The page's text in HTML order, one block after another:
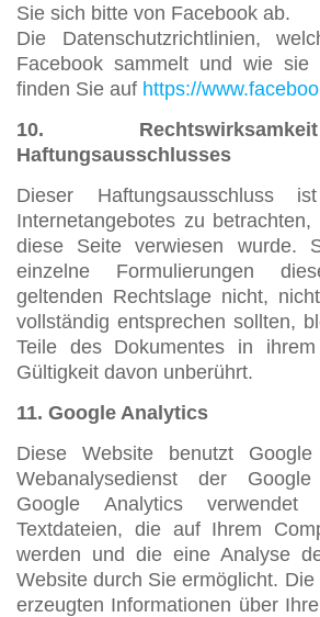
Sie sich bitte von Facebook ab.
Die Datenschutzrichtlinien,
Facebook sammelt und wie sie
finden Sie auf https://
10.
Haftungsausschlusses
Dieser
Internetangebotes zu
diese Seite verwiesen wurde.
einzelne Formulierungen
geltenden Rechtslage nicht,
vollständig entsprechen sollten,
Teile des Dokumentes in
Gültigkeit davon unberührt.
11. Google Analytics
Diese Website benutzt
Webanalysedienst der
Google Analytics verwendet
Textdateien, die auf Ihrem
werden und die eine Analyse
Website durch Sie ermöglicht.
erzeugten Informationen über